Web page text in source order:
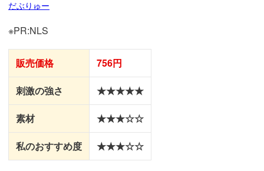
だぶりゅー
※PR:NLS
販売価格 756円
刺激の強さ ★★★★★
素材 ★★★☆☆
私のおすすめ度 ★★★☆☆